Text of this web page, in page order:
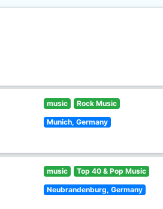
music Rock Music
Munich, Germany
music Top 40 & Pop Music
Neubrandenburg, Germany